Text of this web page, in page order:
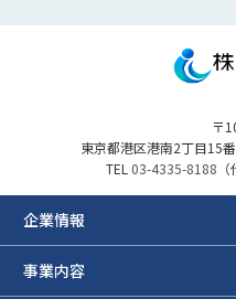
〒
東京都港区港南2丁目15
TEL 03-4335-8188
企業情報
事業内容